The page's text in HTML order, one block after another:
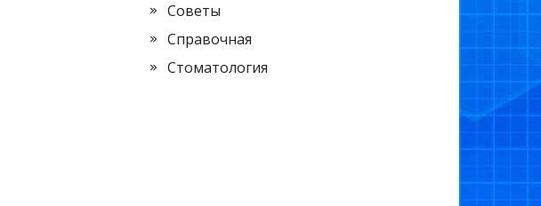
Советы
Справочная
Стоматология